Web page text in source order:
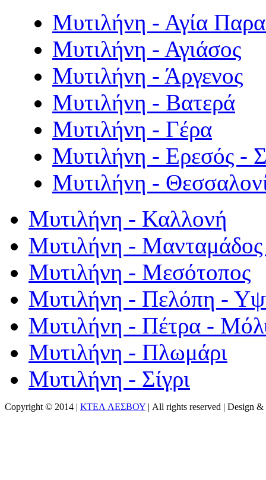
Μυτιλήνη - Αγία
Μυτιλήνη - Αγιάσος
Μυτιλήνη - Άργενος
Μυτιλήνη - Βατερά
Μυτιλήνη - Γέρα
Μυτιλήνη - Ερεσός -
Μυτιλήνη -
Μυτιλήνη - Καλλονή
Μυτιλήνη - Μανταμάδος
Μυτιλήνη - Μεσότοπος
Μυτιλήνη - Πελόπη -
Μυτιλήνη - Πέτρα -
Μυτιλήνη - Πλωμάρι
Μυτιλήνη - Σίγρι
Copyright © 2014 | ΚΤΕΛ ΛΕΣΒΟΥ | All rights reserved | Design &